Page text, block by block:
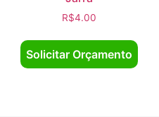
R$4.00
Solicitar Orçamento